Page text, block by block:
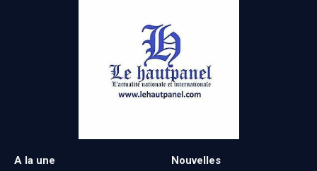
A la une Nouvelles